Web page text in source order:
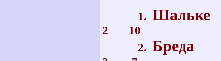
1. Шальке
2 10
2. Бреда